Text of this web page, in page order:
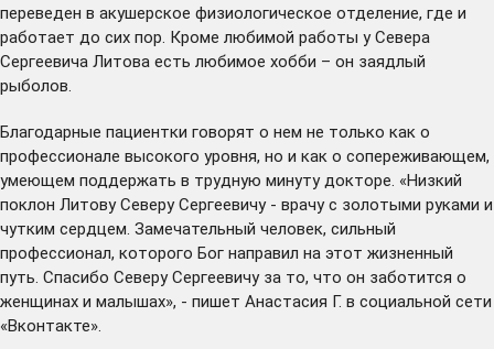
переведен в акушерское физиологическое отделение, где и
работает до сих пор. Кроме любимой работы у Севера
Сергеевича Литова есть любимое хобби – он заядлый
рыболов.
Благодарные пациентки говорят о нем не только как о
профессионале высокого уровня, но и как о сопереживающем,
умеющем поддержать в трудную минуту докторе. «Низкий
поклон Литову Северу Сергеевичу - врачу с золотыми руками и
чутким сердцем. Замечательный человек, сильный
профессионал, которого Бог направил на этот жизненный
путь. Спасибо Северу Сергеевичу за то, что он заботится о
женщинах и малышах», - пишет Анастасия Г. в социальной сети
«Вконтакте».